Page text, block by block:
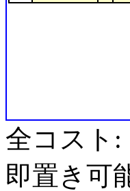
全コスト:
即置き可